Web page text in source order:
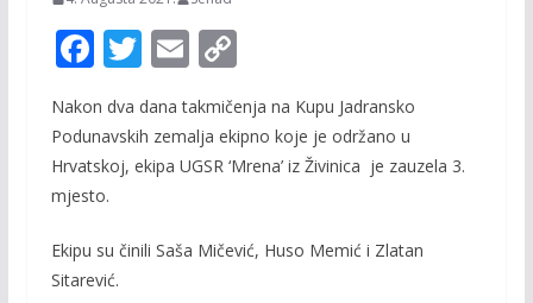
F
ac
e
b
o
o
k
T
w
itt
er
E
m
ai
l
C
p
y
n
k
Nakon dva dana takmičenja na Kupu Jadransko
Podunavskih zemalja ekipno koje je održano u
Hrvatskoj, ekipa UGSR ‘Mrena’ iz Živinica je zauzela 3.
mjesto.
Ekipu su činili Saša Mičević, Huso Memić i Zlatan
Sitarević.